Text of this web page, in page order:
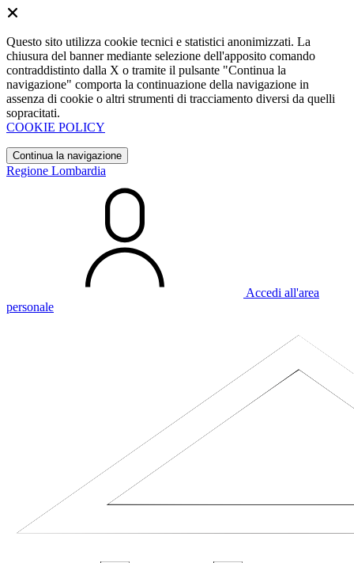
Questo sito utilizza cookie tecnici e statistici anonimizzati. La
chiusura del banner mediante selezione dell'apposito comando
contraddistinto dalla X o tramite il pulsante "Continua la
navigazione" comporta la continuazione della navigazione in
assenza di cookie o altri strumenti di tracciamento diversi da quelli
sopracitati.
COOKIE POLICY
Continua la navigazione
Regione Lombardia
Accedi all'area
personale